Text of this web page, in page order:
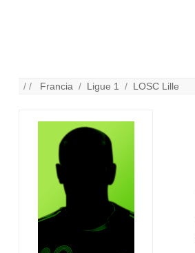
/ / Francia / Ligue 1 / LOSC Lille